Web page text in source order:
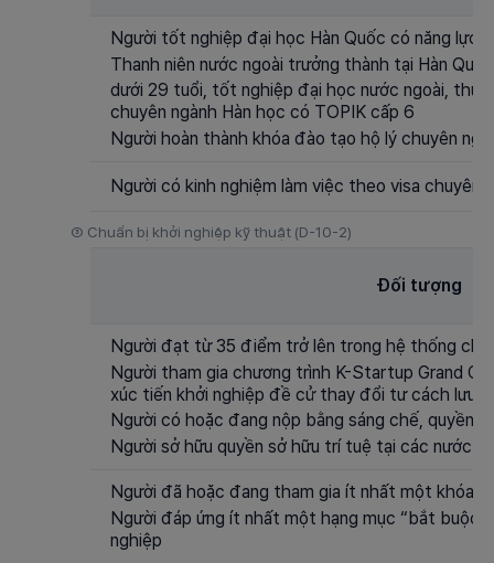
Người tốt nghiệp đại học Hàn Quốc có năng lực
Thanh niên nước ngoài trưởng thành tại Hàn Quốc
dưới 29 tuổi, tốt nghiệp đại học nước ngoài,
chuyên ngành Hàn học có TOPIK cấp 6
Người hoàn thành khóa đào tạo hộ lý chuyên
Người có kinh nghiệm làm việc theo visa chuyên
③ Chuẩn bị khởi nghiệp kỹ thuật (D-10-2)
Đối tượng
Người đạt từ 35 điểm trở lên trong hệ thống
Người tham gia chương trình K-Startup Grand
xúc tiến khởi nghiệp đề cử thay đổi tư cách lưu
Người có hoặc đang nộp bằng sáng chế, quyền
Người sở hữu quyền sở hữu trí tuệ tại các nước
Người đã hoặc đang tham gia ít nhất một khóa
Người đáp ứng ít nhất một hạng mục “bắt
nghiệp